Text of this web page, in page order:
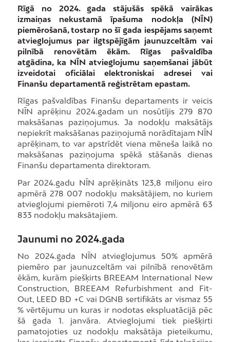
Rīgā no 2024. gada stājušās spēkā vairākas
izmaiņas nekustamā īpašuma nodokļa (NĪN)
piemērošanā, tostarp no šī gada iespējams saņemt
atvieglojumus par ilgtspējīgām jaunuzceltām vai
pilnībā renovētām ēkām. Rīgas pašvaldība
atgādina, ka NĪN atvieglojumu saņemšanai jābūt
izveidotai oficiālai elektroniskai adresei vai
Finanšu departamentā reģistrētam epastam.
Rīgas pašvaldības Finanšu departaments ir veicis
NĪN aprēķinu 2024.gadam un nosūtījis 279 870
maksāšanas paziņojumus. Ja nodokļu maksātājs
nepiekrīt maksāšanas paziņojumā norādītajam NĪN
aprēķinam, to var apstrīdēt viena mēneša laikā no
maksāšanas paziņojuma spēkā stāšanās dienas
Finanšu departamenta direktoram.
Par 2024.gadu NĪN aprēķināts 123,8 miljonu eiro
apmērā 278 007 nodokļu maksātājiem, no kuriem
atvieglojumi piemēroti 7,4 miljonu eiro apmērā 63
833 nodokļu maksātajiem.
Jaunumi no 2024.gada
No 2024.gada NĪN atvieglojumus 50% apmērā
piemēro par jaunuzceltām vai pilnībā renovētām
ēkām, kurām piešķirts BREEAM International New
Construction, BREEAM Refurbishment and Fit-
Out, LEED BD +C vai DGNB sertifikāts ar vismaz 55
% vērtējumu un kuras ir nodotas ekspluatācijā pēc
šā gada 1. janvāra. Atvieglojumi tiek piešķirti
pamatojoties uz nodokļu maksātāja pieteikumu,